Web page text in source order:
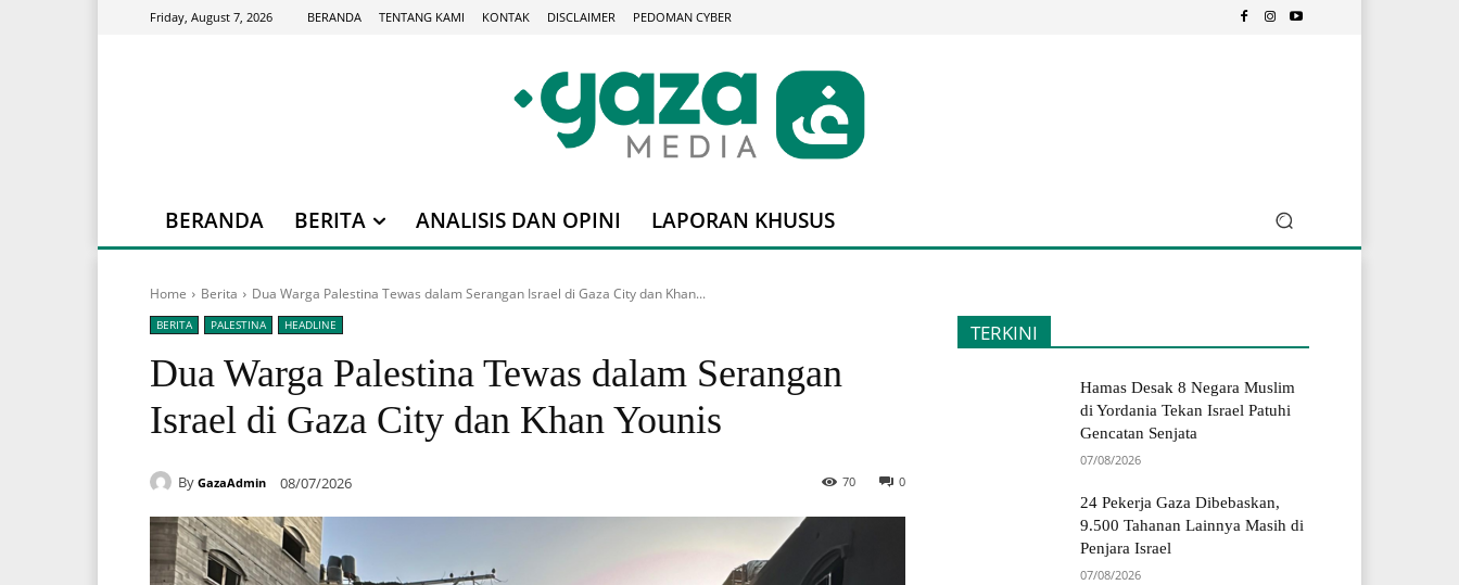
Friday, August 7, 2026 BERANDA TENTANG KAMI KONTAK DISCLAIMER PEDOMAN CYBER
BERANDA BERITA ANALISIS DAN OPINI LAPORAN KHUSUS
Home Berita Dua Warga Palestina Tewas dalam Serangan Israel di Gaza City dan Khan...
BERITA PALESTINA HEADLINE
Dua Warga Palestina Tewas dalam Serangan
Israel di Gaza City dan Khan Younis
By GazaAdmin 08/07/2026 0
70
TERKINI
Hamas Desak 8 Negara Muslim
di Yordania Tekan Israel Patuhi
Gencatan Senjata
07/08/2026
24 Pekerja Gaza Dibebaskan,
9.500 Tahanan Lainnya Masih di
Penjara Israel
07/08/2026